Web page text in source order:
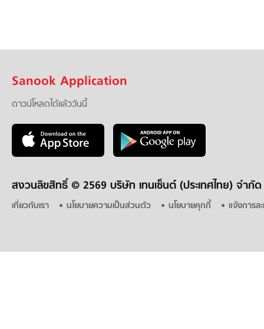
Sanook Application
ดาวน์โหลดได้แล้ววันนี้
สงวนลิขสิทธิ์ © 2569 บริษัท เทนเซ็นต์ (ประเทศไทย) จำกัด
เกี่ยวกับเรา นโยบายความเป็นส่วนตัว นโยบายคุกกี้ แจ้งการล